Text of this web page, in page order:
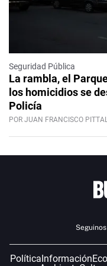
Seguridad Pública
La rambla, el
los homicidios se
Policía
POR JUAN FRANCISCO
Política Información